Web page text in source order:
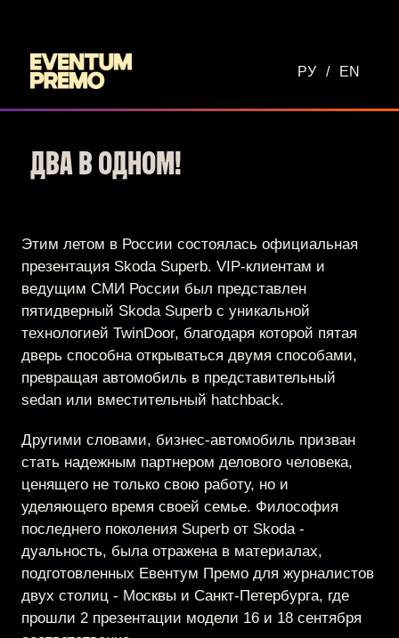
РУ / EN
ДВА В ОДНОМ!
Этим летом в России состоялась официальная
презентация Skoda Superb. VIP-клиентам и
ведущим СМИ России был представлен
пятидверный Skoda Superb с уникальной
технологией TwinDoor, благодаря которой пятая
дверь способна открываться двумя способами,
превращая автомобиль в представительный
sedan или вместительный hatchback.
Другими словами, бизнес-автомобиль призван
стать надежным партнером делового человека,
ценящего не только свою работу, но и
уделяющего время своей семье. Философия
последнего поколения Superb от Skoda -
дуальность, была отражена в материалах,
подготовленных Евентум Премо для журналистов
двух столиц - Москвы и Санкт-Петербурга, где
прошли 2 презентации модели 16 и 18 сентября